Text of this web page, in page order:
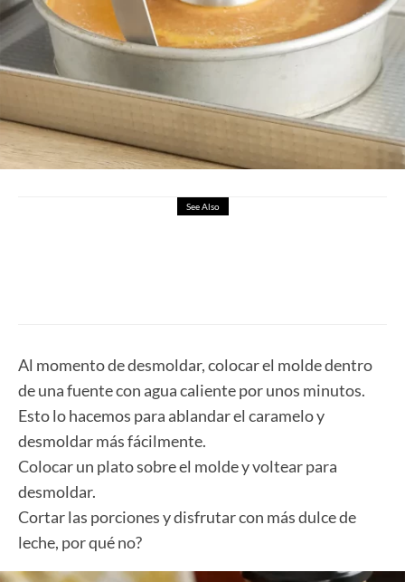
See Also
Al momento de desmoldar, colocar el molde dentro
de una fuente con agua caliente por unos minutos.
Esto lo hacemos para ablandar el caramelo y
desmoldar más fácilmente.
Colocar un plato sobre el molde y voltear para
desmoldar.
Cortar las porciones y disfrutar con más dulce de
leche, por qué no?